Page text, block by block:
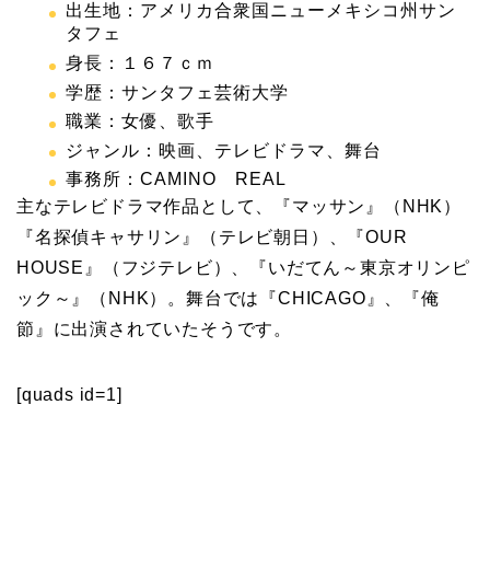
出生地：アメリカ合衆国ニューメキシコ州サン
タフェ
身長：１６７ｃｍ
学歴：サンタフェ芸術大学
職業：女優、歌手
ジャンル：映画、テレビドラマ、舞台
事務所：CAMINO REAL
主なテレビドラマ作品として、『マッサン』（NHK）
『名探偵キャサリン』（テレビ朝日）、『OUR
HOUSE』（フジテレビ）、『いだてん～東京オリンピ
ック～』（NHK）。舞台では『CHICAGO』、『俺
節』に出演されていたそうです。
[quads id=1]